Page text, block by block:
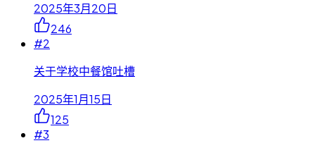
2025年3月20日
246
#2
关于学校中餐馆吐槽
2025年1月15日
125
#3